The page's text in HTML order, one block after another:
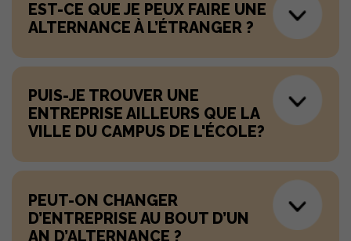
EST-CE QUE JE PEUX FAIRE UNE
ALTERNANCE À L’ÉTRANGER ?
PUIS-JE TROUVER UNE
ENTREPRISE AILLEURS QUE LA
VILLE DU CAMPUS DE L'ÉCOLE?
PEUT-ON CHANGER
D’ENTREPRISE AU BOUT D’UN
AN D’ALTERNANCE ?